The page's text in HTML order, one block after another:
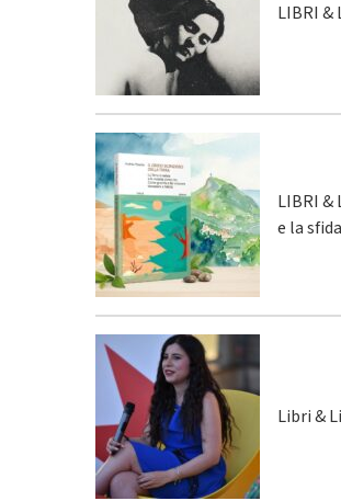
LIBRI
LIBRI &
e la
Libri &